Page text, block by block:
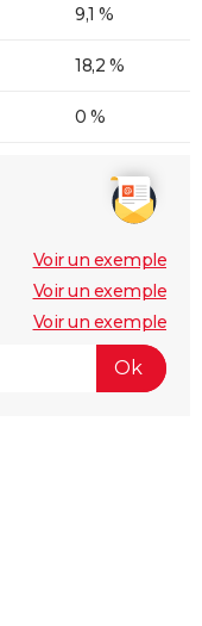
9,1 %
18,2 %
0 %
Voir un exemple
Voir un exemple
Voir un exemple